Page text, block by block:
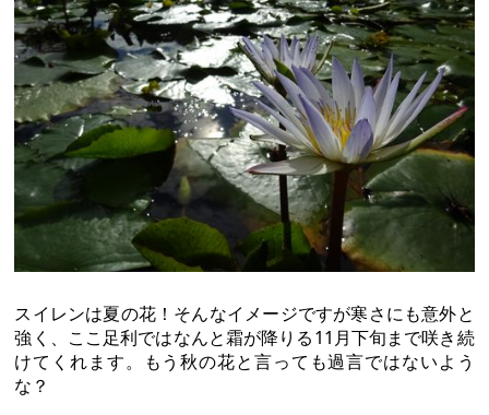
スイレンは夏の花！そんなイメージですが寒さにも意外と
強く、ここ足利ではなんと霜が降りる11月下旬まで咲き続
けてくれます。もう秋の花と言っても過言ではないよう
な？